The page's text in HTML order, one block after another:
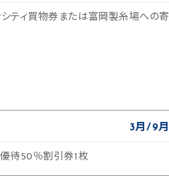
シティ買物券または富岡製糸場への寄
3月 9月
待50％割引券1枚